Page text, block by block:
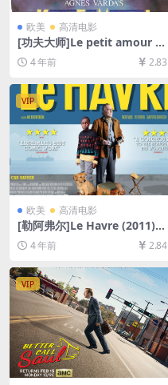
欧美 高清电影
[功夫大师]Le petit amour (1
988)[百度网盘+迅雷云盘资源
1080P超清未删减][MP4/5G
B][中文字幕]
4 年前 2.83
VIP
欧美 高清电影
[勒阿弗尔]Le Havre (2011)
[百度网盘+迅雷云盘资源1080
P超清未删减][MP4/6GB][中
4 年前 2.84
VIP